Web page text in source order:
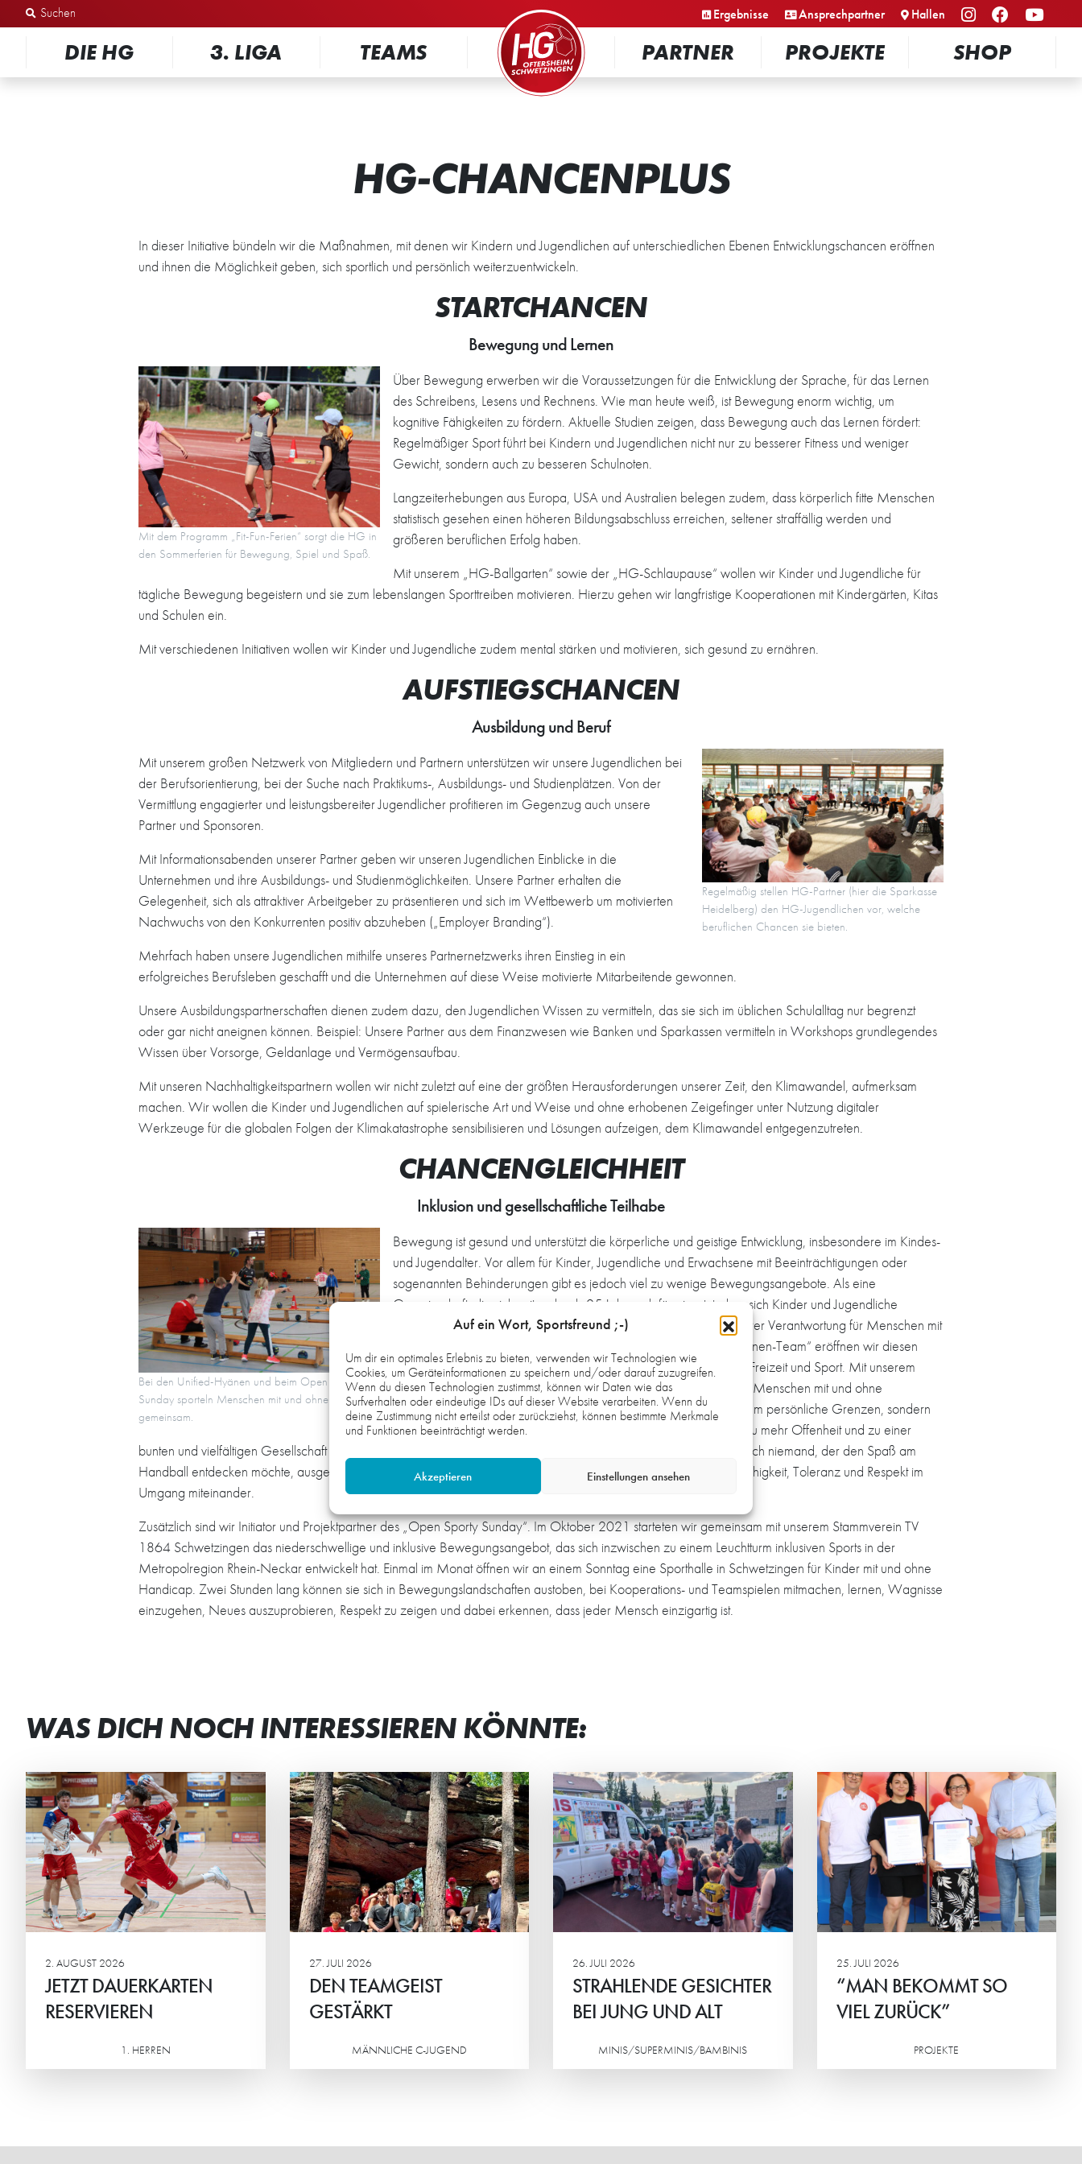
Auf ein Wort, Sportsfreund ;-)
Um dir ein optimales Erlebnis zu bieten, verwenden wir Technologien wie
Cookies, um Geräteinformationen zu speichern und/oder darauf zuzugreifen.
Wenn du diesen Technologien zustimmst, können wir Daten wie das
Surfverhalten oder eindeutige IDs auf dieser Website verarbeiten. Wenn du
deine Zustimmung nicht erteilst oder zurückziehst, können bestimmte Merkmale
und Funktionen beeinträchtigt werden.
Akzeptieren Einstellungen ansehen
Zum Inhalt springen Ergebnisse Ansprechpartner Hallen
DIE HG 3. LIGA TEAMS
PARTNER
PROJEKTE SHOP
HG-CHANCENPLUS
In dieser Initiative bündeln wir die Maßnahmen, mit denen wir Kindern und Jugendlichen auf unterschiedlichen Ebenen Entwicklungschancen eröffnen
und ihnen die Möglichkeit geben, sich sportlich und persönlich weiterzuentwickeln.
STARTCHANCEN
Bewegung und Lernen
Mit dem Programm „Fit-Fun-Ferien“ sorgt die HG in
den Sommerferien für Bewegung, Spiel und Spaß.
Über Bewegung erwerben wir die Voraussetzungen für die Entwicklung der Sprache, für das Lernen
des Schreibens, Lesens und Rechnens. Wie man heute weiß, ist Bewegung enorm wichtig, um
kognitive Fähigkeiten zu fördern. Aktuelle Studien zeigen, dass Bewegung auch das Lernen fördert:
Regelmäßiger Sport führt bei Kindern und Jugendlichen nicht nur zu besserer Fitness und weniger
Gewicht, sondern auch zu besseren Schulnoten.
Langzeiterhebungen aus Europa, USA und Australien belegen zudem, dass körperlich fitte Menschen
statistisch gesehen einen höheren Bildungsabschluss erreichen, seltener straffällig werden und
größeren beruflichen Erfolg haben.
Mit unserem „HG-Ballgarten“ sowie der „HG-Schlaupause“ wollen wir Kinder und Jugendliche für
tägliche Bewegung begeistern und sie zum lebenslangen Sporttreiben motivieren. Hierzu gehen wir langfristige Kooperationen mit Kindergärten, Kitas
und Schulen ein.
Mit verschiedenen Initiativen wollen wir Kinder und Jugendliche zudem mental stärken und motivieren, sich gesund zu ernähren.
AUFSTIEGSCHANCEN
Ausbildung und Beruf
Regelmäßig stellen HG-Partner (hier die Sparkasse
Heidelberg) den HG-Jugendlichen vor, welche
beruflichen Chancen sie bieten.
Mit unserem großen Netzwerk von Mitgliedern und Partnern unterstützen wir unsere Jugendlichen bei
der Berufsorientierung, bei der Suche nach Praktikums-, Ausbildungs- und Studienplätzen. Von der
Vermittlung engagierter und leistungsbereiter Jugendlicher profitieren im Gegenzug auch unsere
Partner und Sponsoren.
Mit Informationsabenden unserer Partner geben wir unseren Jugendlichen Einblicke in die
Unternehmen und ihre Ausbildungs- und Studienmöglichkeiten. Unsere Partner erhalten die
Gelegenheit, sich als attraktiver Arbeitgeber zu präsentieren und sich im Wettbewerb um motivierten
Nachwuchs von den Konkurrenten positiv abzuheben („Employer Branding“).
Mehrfach haben unsere Jugendlichen mithilfe unseres Partnernetzwerks ihren Einstieg in ein
erfolgreiches Berufsleben geschafft und die Unternehmen auf diese Weise motivierte Mitarbeitende gewonnen.
Unsere Ausbildungspartnerschaften dienen zudem dazu, den Jugendlichen Wissen zu vermitteln, das sie sich im üblichen Schulalltag nur begrenzt
oder gar nicht aneignen können. Beispiel: Unsere Partner aus dem Finanzwesen wie Banken und Sparkassen vermitteln in Workshops grundlegendes
Wissen über Vorsorge, Geldanlage und Vermögensaufbau.
Mit unseren Nachhaltigkeitspartnern wollen wir nicht zuletzt auf eine der größten Herausforderungen unserer Zeit, den Klimawandel, aufmerksam
machen. Wir wollen die Kinder und Jugendlichen auf spielerische Art und Weise und ohne erhobenen Zeigefinger unter Nutzung digitaler
Werkzeuge für die globalen Folgen der Klimakatastrophe sensibilisieren und Lösungen aufzeigen, dem Klimawandel entgegenzutreten.
CHANCENGLEICHHEIT
Inklusion und gesellschaftliche Teilhabe
Bei den Unified-Hyänen und beim Open Sporty
Sunday sporteln Menschen mit und ohne Handicap
gemeinsam.
Bewegung ist gesund und unterstützt die körperliche und geistige Entwicklung, insbesondere im Kindes-
und Jugendalter. Vor allem für Kinder, Jugendliche und Erwachsene mit Beeinträchtigungen oder
sogenannten Behinderungen gibt es jedoch viel zu wenige Bewegungsangebote. Als eine
Gemeinschaft, die sich seit mehr als 25 Jahren dafür einsetzt, dass sich Kinder und Jugendliche
bewegen und in Gemeinschaft Sport treiben, wollen wir auch unserer Verantwortung für Menschen mit
Behinderung gerecht werden. Mit unserem inklusiven „Unified-Hyänen-Team“ eröffnen wir diesen
Menschen eine Möglichkeit zur Teilhabe am kulturellen Leben, an Freizeit und Sport. Mit unserem
inklusiven Handball-Angebot sorgen wir für mehr Kontakt zwischen Menschen mit und ohne
Beeinträchtigung und so für mehr Gerechtigkeit. Hier geht es nicht um persönliche Grenzen, sondern
darum, gemeinsam Spaß zu haben. Wir wollen mit diesem Team zu mehr Offenheit und zu einer
bunten und vielfältigen Gesellschaft beitragen, in der alle verschieden sein dürfen. Uns ist besonders wichtig, dass sich niemand, der den Spaß am
Handball entdecken möchte, ausgeschlossen fühlt. Wir vermitteln dabei zudem Werte und Fähigkeiten wie Teamfähigkeit, Toleranz und Respekt im
Umgang miteinander.
Zusätzlich sind wir Initiator und Projektpartner des „Open Sporty Sunday“. Im Oktober 2021 starteten wir gemeinsam mit unserem Stammverein TV
1864 Schwetzingen das niederschwellige und inklusive Bewegungsangebot, das sich inzwischen zu einem Leuchtturm inklusiven Sports in der
Metropolregion Rhein-Neckar entwickelt hat. Einmal im Monat öffnen wir an einem Sonntag eine Sporthalle in Schwetzingen für Kinder mit und ohne
Handicap. Zwei Stunden lang können sie sich in Bewegungslandschaften austoben, bei Kooperations- und Teamspielen mitmachen, lernen, Wagnisse
einzugehen, Neues auszuprobieren, Respekt zu zeigen und dabei erkennen, dass jeder Mensch einzigartig ist.
WAS DICH NOCH INTERESSIEREN KÖNNTE:
2. AUGUST 2026
JETZT DAUERKARTEN
RESERVIEREN
1. HERREN
27. JULI 2026
DEN TEAMGEIST
GESTÄRKT
MÄNNLICHE C-JUGEND
DEN TEAMGEIST
GESTÄRKT
Die männliche C2 der HG
verbrachte ein actionreiches
Wochenende in der Südpfalz.
26. JULI 2026
STRAHLENDE GESICHTER
BEI JUNG UND ALT
MINIS/SUPERMINIS/BAMBINIS
STRAHLENDE GESICHTER
BEI JUNG UND ALT
Beim Eltern-Kind-Turnier der HG-
Minis standen vor allem der
gemeinsame Spaß, sportlicher
Ehrgeiz und das Miteinander im
25. JULI 2026
“MAN BEKOMMT SO
VIEL ZURÜCK”
PROJEKTE
“MAN BEKOMMT SO
VIEL ZURÜCK”
Petra Frank und Iryna Konkova
sind die „Ehrenamtlichen des
Jahres 2026“ von HG und
Stadtwerken Schwetzingen.